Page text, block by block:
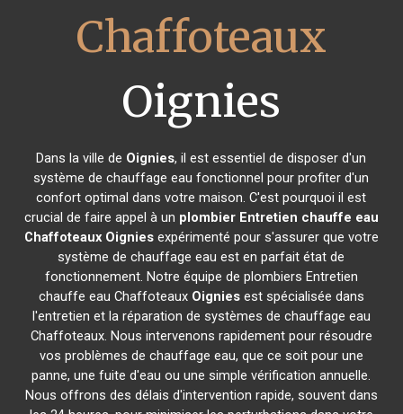
Chaffoteaux
Oignies
Dans la ville de Oignies, il est essentiel de disposer d'un
système de chauffage eau fonctionnel pour profiter d'un
confort optimal dans votre maison. C'est pourquoi il est
crucial de faire appel à un plombier Entretien chauffe eau
Chaffoteaux Oigniesexpérimenté pour s'assurer que votre
système de chauffage eau est en parfait état de
fonctionnement. Notre équipe de plombiers Entretien
chauffe eau Chaffoteaux Oigniesest spécialisée dans
l'entretien et la réparation de systèmes de chauffage eau
Chaffoteaux. Nous intervenons rapidement pour résoudre
vos problèmes de chauffage eau, que ce soit pour une
panne, une fuite d'eau ou une simple vérification annuelle.
Nous offrons des délais d'intervention rapide, souvent dans